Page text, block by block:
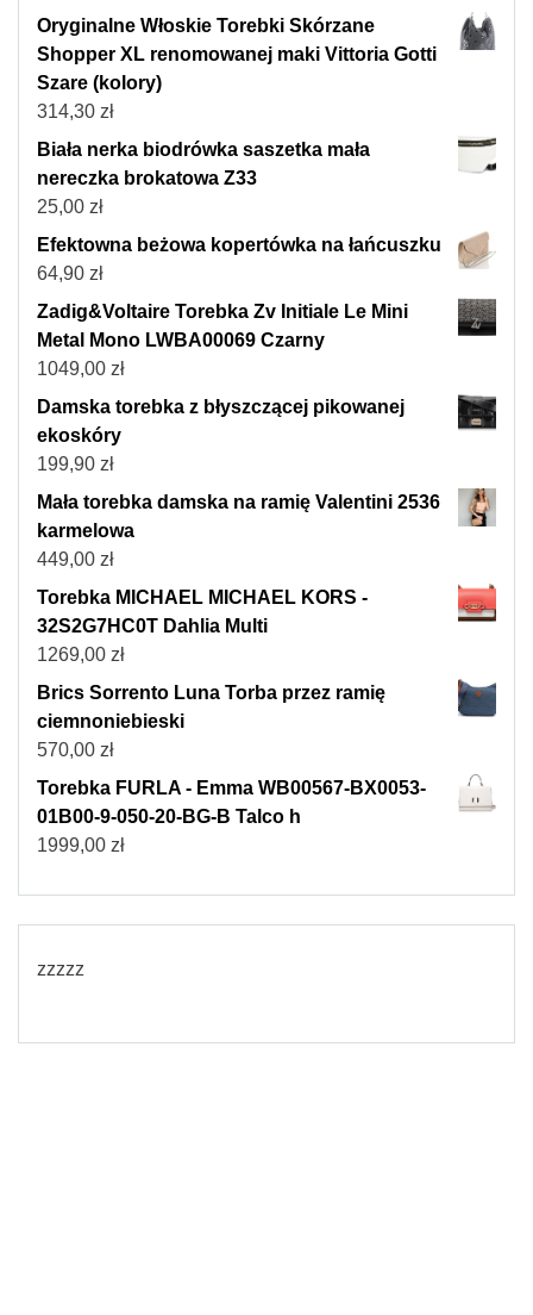
Oryginalne Włoskie Torebki Skórzane
Shopper XL renomowanej maki Vittoria Gotti
Szare (kolory)
314,30 zł
Biała nerka biodrówka saszetka mała
nereczka brokatowa Z33
25,00 zł
Efektowna beżowa kopertówka na łańcuszku
64,90 zł
Zadig&Voltaire Torebka Zv Initiale Le Mini
Metal Mono LWBA00069 Czarny
1049,00 zł
Damska torebka z błyszczącej pikowanej
ekoskóry
199,90 zł
Mała torebka damska na ramię Valentini 2536
karmelowa
449,00 zł
Torebka MICHAEL MICHAEL KORS -
32S2G7HC0T Dahlia Multi
1269,00 zł
Brics Sorrento Luna Torba przez ramię
ciemnoniebieski
570,00 zł
Torebka FURLA - Emma WB00567-BX0053-
01B00-9-050-20-BG-B Talco h
1999,00 zł
zzzzz